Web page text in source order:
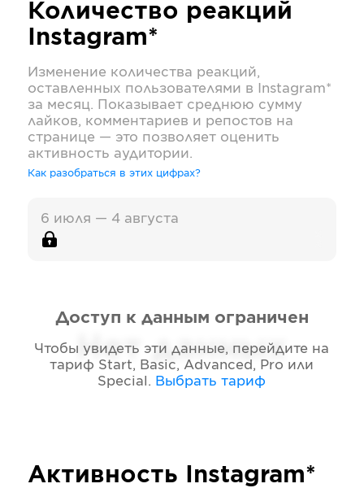
Количество реакций
Instagram*
Изменение количества реакций,
оставленных пользователями в
Instagram*
за месяц. Показывает среднюю сумму
лайков, комментариев и репостов на
странице — это позволяет оценить
активность аудитории.
Как разобраться в этих цифрах?
6 июля — 4 августа
Нет данных
Доступ к данным ограничен
Чтобы увидеть эти данные, перейдите на
тариф Start, Basic, Advanced, Pro или
Special . Выбрать тариф
Активность Instagram*